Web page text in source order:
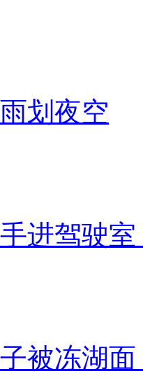
划夜空
进驾驶
被冻湖